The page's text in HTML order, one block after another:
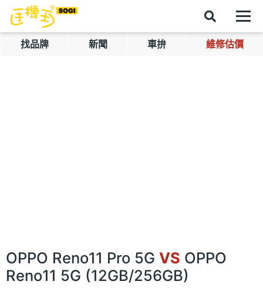
找品牌 新聞 車拚 維修估價
OPPO Reno11 Pro 5G VS OPPO
Reno11 5G (12GB/256GB)